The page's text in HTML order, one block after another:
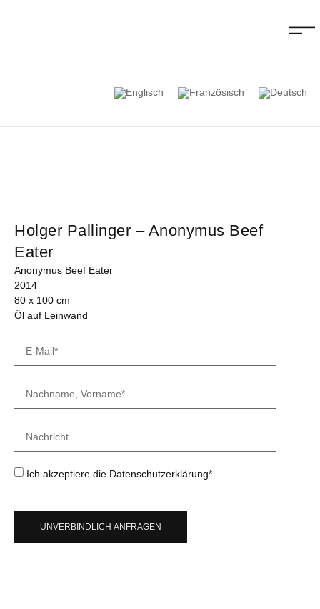
Holger Pallinger – Anonymus Beef
Eater
Anonymus Beef Eater
2014
80 x 100 cm
Öl auf Leinwand
Ich akzeptiere die Datenschutzerklärung*
UNVERBINDLICH ANFRAGEN